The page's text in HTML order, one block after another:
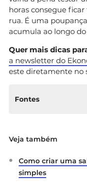
horas consegue
rua. É uma
acumula ao longo do
Quer mais dicas
a newsletter do
este diretamente no
Fontes
Lázaro. Ambiente
jardins/jardim-
Câmara
Veja também
Como criar uma
simples